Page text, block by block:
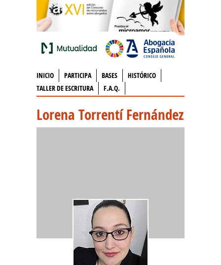
INICIO PARTICIPA BASES
HISTÓRICO
TALLER DE ESCRITURA
F.A.Q.
Lorena Torrentí Fernández